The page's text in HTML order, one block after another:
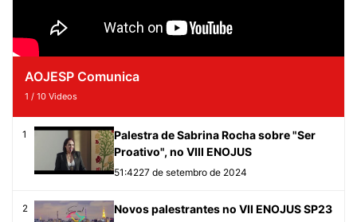
AOJESP Comunica
1 / 10 Videos
1
Palestra de Sabrina Rocha sobre "Ser
Proativo", no VIII ENOJUS
51:4227 de setembro de 2024
2 Novos palestrantes no VII ENOJUS SP23